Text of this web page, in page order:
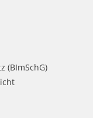
(BImSchG)